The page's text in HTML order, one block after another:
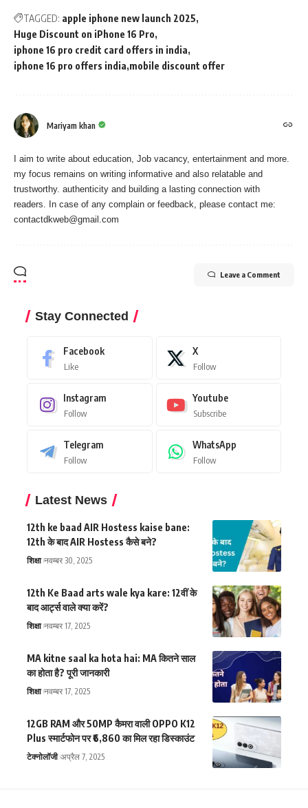
TAGGED: apple iphone new launch 2025
Huge Discount on iPhone 16 Pro
iphone 16 pro credit card offers in india
iphone 16 pro offers india mobile discount offer
Mariyam khan
I aim to write about education, Job vacancy, entertainment and more.
my focus remains on writing informative and also relatable and
trustworthy. authenticity and building a lasting connection with
readers. In case of any complain or feedback, please contact me:
contactdkweb@gmail.com
Leave a Comment
Stay Connected
Facebook
Like
X
Follow
Instagram
Follow
Youtube
Subscribe
Telegram
Follow
WhatsApp
Follow
Latest News
12th ke baad AIR Hostess kaise bane:
12th के बाद AIR Hostess कैसे बने?
शिक्षा नवम्बर 30, 2025
12th Ke Baad arts wale kya kare: 12वीं के
बाद आर्ट्स वाले क्या करें?
शिक्षा नवम्बर 17, 2025
MA kitne saal ka hota hai: MA कितने साल
का होता है? पूरी जानकारी
शिक्षा नवम्बर 17, 2025
12GB RAM और 50MP कैमरा वाली OPPO K12
Plus स्मार्टफोन पर ₹6,860 का मिल रहा डिस्काउंट
टेक्नोलॉजी अप्रैल 7, 2025